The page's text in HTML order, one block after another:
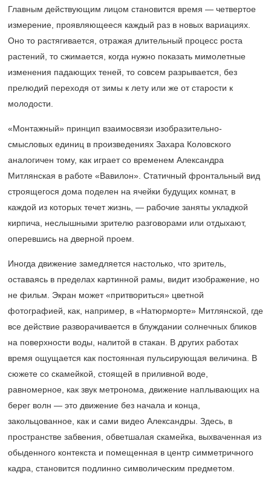
Главным действующим лицом становится время — четвертое
измерение, проявляющееся каждый раз в новых вариациях.
Оно то растягивается, отражая длительный процесс роста
растений, то сжимается, когда нужно показать мимолетные
изменения падающих теней, то совсем разрывается, без
прелюдий переходя от зимы к лету или же от старости к
молодости.
«Монтажный» принцип взаимосвязи изобразительно-
смысловых единиц в произведениях Захара Коловского
аналогичен тому, как играет со временем Александра
Митлянская в работе «Вавилон». Статичный фронтальный вид
строящегося дома поделен на ячейки будущих комнат, в
каждой из которых течет жизнь, — рабочие заняты укладкой
кирпича, неслышными зрителю разговорами или отдыхают,
оперевшись на дверной проем.
Иногда движение замедляется настолько, что зритель,
оставаясь в пределах картинной рамы, видит изображение, но
не фильм. Экран может «притвориться» цветной
фотографией, как, например, в «Натюрморте» Митлянской, где
все действие разворачивается в блуждании солнечных бликов
на поверхности воды, налитой в стакан. В других работах
время ощущается как постоянная пульсирующая величина. В
сюжете со скамейкой, стоящей в приливной воде,
равномерное, как звук метронома, движение наплывающих на
берег волн — это движение без начала и конца,
закольцованное, как и сами видео Александры. Здесь, в
пространстве забвения, обветшалая скамейка, выхваченная из
обыденного контекста и помещенная в центр симметричного
кадра, становится подлинно символическим предметом.